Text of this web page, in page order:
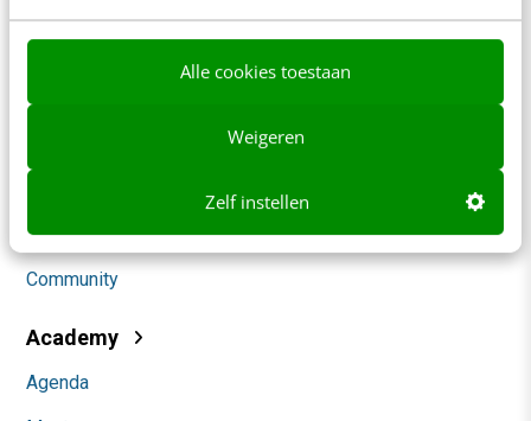
Alle cookies toestaan
Weigeren
Zelf instellen
Klantcontact & CX
Themanieuwsbrieven
Community
Academy
Agenda